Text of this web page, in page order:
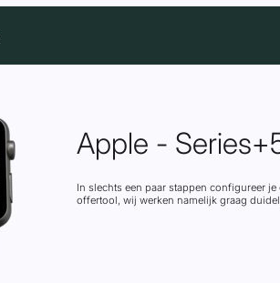
Apple -
In slechts een paar stappen configureer
offertool, wij werken namelijk graag